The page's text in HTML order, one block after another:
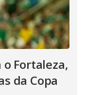
Fortaleza,
da Copa